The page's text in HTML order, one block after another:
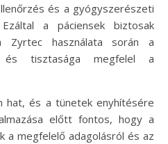
és a gyógyszerészeti
a páciensek biztosak
Zyrtec használata során a
és tisztasága megfelel a
hat, és a tünetek enyhítésére
előtt fontos, hogy a
a megfelelő adagolásról és az